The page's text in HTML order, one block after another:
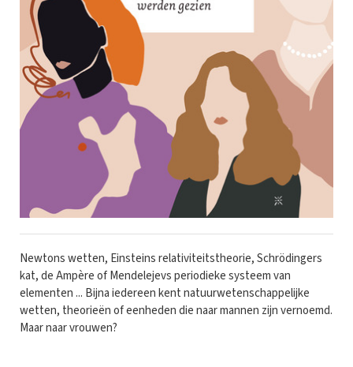
Newtons wetten, Einsteins relativiteitstheorie, Schrödingers
kat, de Ampère of Mendelejevs periodieke systeem van
elementen ... Bijna iedereen kent natuurwetenschappelijke
wetten, theorieën of eenheden die naar mannen zijn vernoemd.
Maar naar vrouwen?